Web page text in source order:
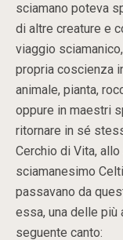
sciamano poteva
di altre creature e
viaggio
propria coscienza
animale, pianta,
oppure in maestri
ritornare in sé
Cerchio di Vita,
sciamanesimo
passavano da
essa, una delle
seguente canto: